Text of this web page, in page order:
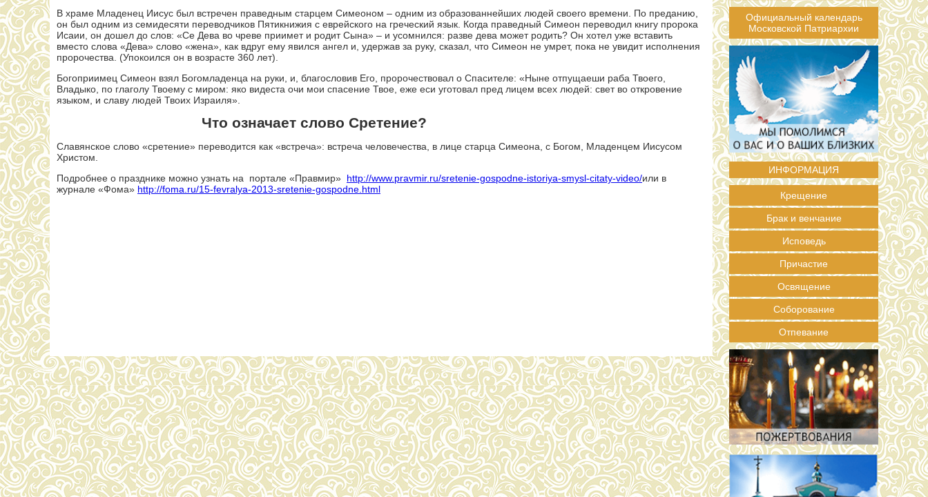
В храме Младенец Иисус был встречен праведным старцем Симеоном – одним из образованнейших людей своего времени. По преданию,
он был одним из семидесяти переводчиков Пятикнижия с еврейского на греческий язык. Когда праведный Симеон переводил книгу пророка
Исаии, он дошел до слов: «Се Дева во чреве приимет и родит Сына» – и усомнился: разве дева может родить? Он хотел уже вставить
вместо слова «Дева» слово «жена», как вдруг ему явился ангел и, удержав за руку, сказал, что Симеон не умрет, пока не увидит исполнения
пророчества. (Упокоился он в возрасте 360 лет).
Богоприимец Симеон взял Богомладенца на руки, и, благословив Его, пророчествовал о Спасителе: «Ныне отпущаеши раба Твоего,
Владыко, по глаголу Твоему с миром: яко видеста очи мои спасение Твое, еже еси уготовал пред лицем всех людей: свет во откровение
языком, и славу людей Твоих Израиля».
Что означает слово Сретение?
Славянское слово «сретение» переводится как «встреча»: встреча человечества, в лице старца Симеона, с Богом, Младенцем Иисусом
Христом.
Подробнее о празднике можно узнать на портале «Правмир» http://www.pravmir.ru/sretenie-gospodne-istoriya-smysl-citaty-video/или в
журнале «Фома» http://foma.ru/15-fevralya-2013-sretenie-gospodne.html
Официальный календарь
Московской Патриархии
ИНФОРМАЦИЯ
Крещение
Брак и венчание
Исповедь
Причастие
Освящение
Соборование
Отпевание